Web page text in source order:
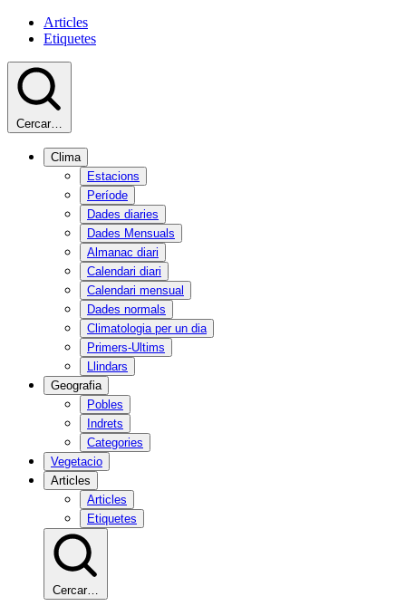
Articles
Etiquetes
Cercar…
Clima
Estacions
Període
Dades diaries
Dades Mensuals
Almanac diari
Calendari diari
Calendari mensual
Dades normals
Climatologia per un dia
Primers-Ultims
Llindars
Geografia
Pobles
Indrets
Categories
Vegetacio
Articles
Articles
Etiquetes
Cercar…